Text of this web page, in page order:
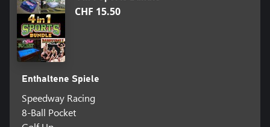
CHF 15.50
Enthaltene Spiele
Speedway Racing
8-Ball Pocket